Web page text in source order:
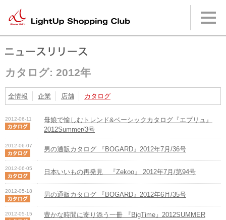
メ
ン
ニカタログ: 2012年
全情報 企業 店舗 カタログ
2012-06-11
母娘で愉しむトレンド&ベーシックカタログ『エプリュ』
2012Summer/3号
2012-06-07 男の通販カタログ 『BOGARD』2012年7月/36号
2012-06-05 日本いいもの再発見 『Zekoo』 2012年7月/第94号
2012-05-18 男の通販カタログ 『BOGARD』2012年6月/35号
2012-05-15
豊かな時間に寄り添う一冊 『BigTime』2012SUMMER